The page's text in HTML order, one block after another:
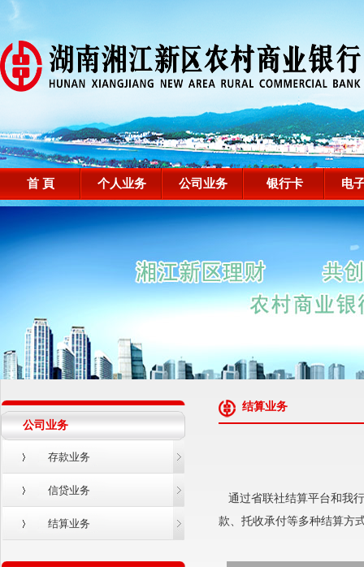
首 頁 个人业务 公司业务 银行卡 电
公司业务
存款业务
信贷业务
结算业务
结算业务
通过省联社结算平台和我
款、托收承付等多种结算方